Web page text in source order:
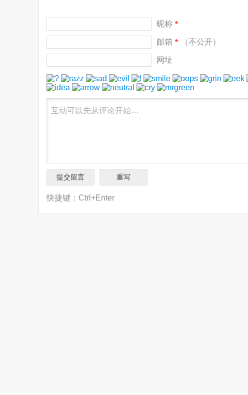
昵称 *
邮箱 * （不公开）
网址
快捷键：Ctrl+Enter